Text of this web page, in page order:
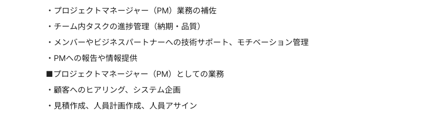
・プロジェクトマネージャー（PM）業務の補佐
・チーム内タスクの進捗管理（納期・品質）
・メンバーやビジネスパートナーへの技術サポート、モチベーション管理
・PMへの報告や情報提供
■プロジェクトマネージャー（PM）としての業務
・顧客へのヒアリング、システム企画
・見積作成、人員計画作成、人員アサイン